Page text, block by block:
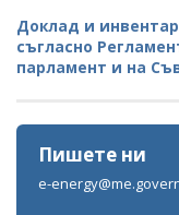
Доклад и
съгласно
парламент и на
Пишете ни
e-